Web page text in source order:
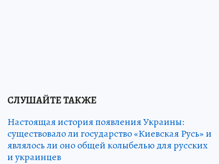
СЛУШАЙТЕ ТАКЖЕ
Настоящая история появления Украины:
существовало ли государство «Киевская Русь» и
являлось ли оно общей колыбелью для русских
и украинцев